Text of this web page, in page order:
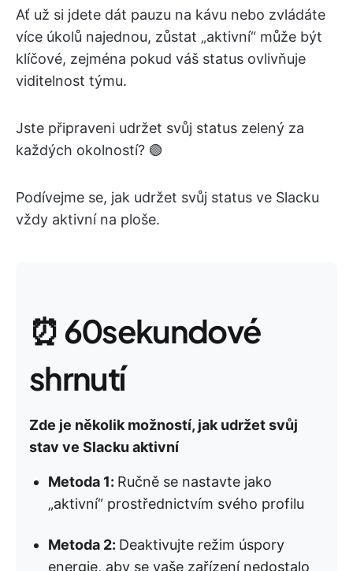
Ať už si jdete dát pauzu na kávu nebo zvládáte
více úkolů najednou, zůstat „aktivní“ může být
klíčové, zejména pokud váš status ovlivňuje
viditelnost týmu.
Jste připraveni udržet svůj status zelený za
každých okolností? 🟢
Podívejme se, jak udržet svůj status ve Slacku
vždy aktivní na ploše.
⏰ 60sekundové
shrnutí
Zde je několik možností, jak udržet svůj
stav ve Slacku aktivní
Metoda 1: Ručně se nastavte jako
„aktivní“ prostřednictvím svého profilu
Metoda 2: Deaktivujte režim úspory
energie, aby se vaše zařízení nedostalo